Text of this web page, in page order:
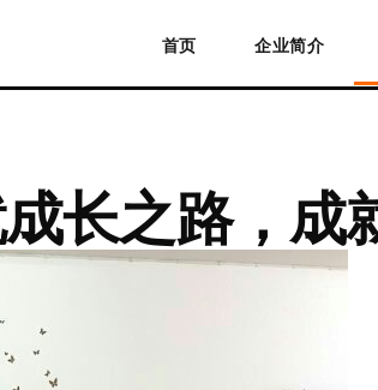
首页 企业简介
长之路，成